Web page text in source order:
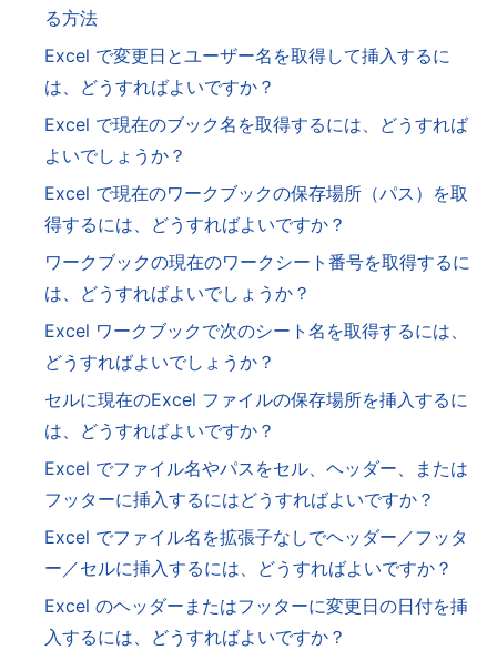
る方法
Excel で変更日とユーザー名を取得して挿入するに
は、どうすればよいですか？
Excel で現在のブック名を取得するには、どうすれば
よいでしょうか？
Excel で現在のワークブックの保存場所（パス）を取
得するには、どうすればよいですか？
ワークブックの現在のワークシート番号を取得するに
は、どうすればよいでしょうか？
Excel ワークブックで次のシート名を取得するには、
どうすればよいでしょうか？
セルに現在のExcel ファイルの保存場所を挿入するに
は、どうすればよいですか？
Excel でファイル名やパスをセル、ヘッダー、または
フッターに挿入するにはどうすればよいですか？
Excel でファイル名を拡張子なしでヘッダー／フッタ
ー／セルに挿入するには、どうすればよいですか？
Excel のヘッダーまたはフッターに変更日の日付を挿
入するには、どうすればよいですか？